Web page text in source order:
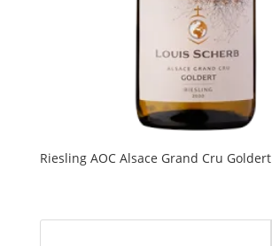
Riesling AOC Alsace Grand Cru Goldert